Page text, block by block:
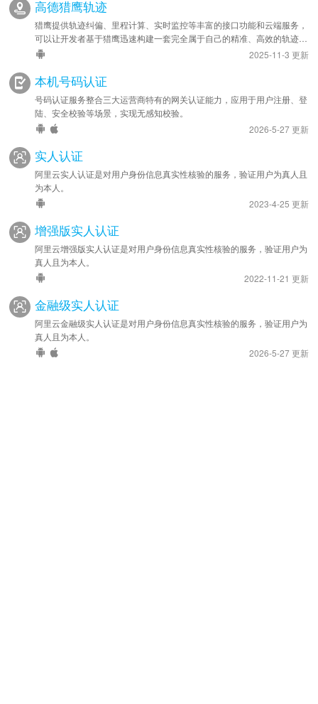
高德猎鹰轨迹
猎鹰提供轨迹纠偏、里程计算、实时监控等丰富的接口功能和云端服务，
可以让开发者基于猎鹰迅速构建一套完全属于自己的精准、高效的轨迹管
理系统，应用于车队管理、人员管理等领域。
2025-11-3 更新
本机号码认证
号码认证服务整合三大运营商特有的网关认证能力，应用于用户注册、登
陆、安全校验等场景，实现无感知校验。
2026-5-27 更新
实人认证
阿里云实人认证是对用户身份信息真实性核验的服务，验证用户为真人且
为本人。
2023-4-25 更新
增强版实人认证
阿里云增强版实人认证是对用户身份信息真实性核验的服务，验证用户为
真人且为本人。
2022-11-21 更新
金融级实人认证
阿里云金融级实人认证是对用户身份信息真实性核验的服务，验证用户为
真人且为本人。
2026-5-27 更新